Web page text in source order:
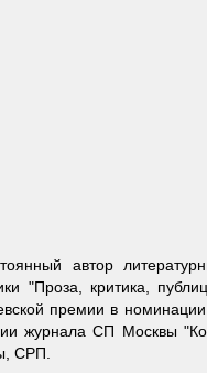
автор
"Проза, критика,
премии в
журнала СП Москвы
СРП.